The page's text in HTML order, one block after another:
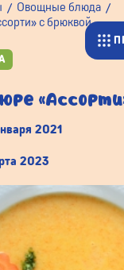
Овощные блюда
с брюквой
2021
2023